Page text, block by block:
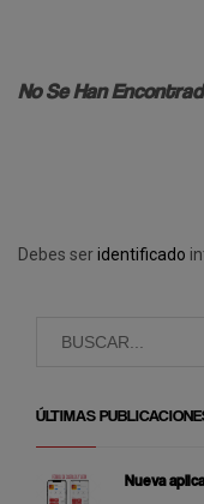
No Se Han
Debes seridentificado
ÚLTIMAS
Nueva